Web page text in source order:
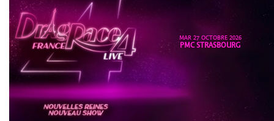
MAR 27 OCTOBRE 2026
PMC STRASBOURG